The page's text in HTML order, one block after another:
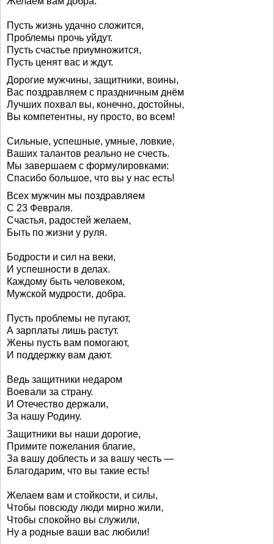
Пусть жизнь удачно сложится,
Проблемы прочь уйдут.
Пусть счастье приумножится,
Пусть ценят вас и ждут.
Дорогие мужчины, защитники, воины,
Вас поздравляем с праздничным днём
Лучших похвал вы, конечно, достойны,
Вы компетентны, ну просто, во всем!
Сильные, успешные, умные, ловкие,
Ваших талантов реально не счесть.
Мы завершаем с формулировками:
Спасибо большое, что вы у нас есть!
Всех мужчин мы поздравляем
С 23 Февраля.
Счастья, радостей желаем,
Быть по жизни у руля.
Бодрости и сил на веки,
И успешности в делах.
Каждому быть человеком,
Мужской мудрости, добра.
Пусть проблемы не пугают,
А зарплаты лишь растут.
Жены пусть вам помогают,
И поддержку вам дают.
Ведь защитники недаром
Воевали за страну.
И Отечество держали,
За нашу Родину.
Защитники вы наши дорогие,
Примите пожелания благие,
За вашу доблесть и за вашу честь —
Благодарим, что вы такие есть!
Желаем вам и стойкости, и силы,
Чтобы повсюду люди мирно жили,
Чтобы спокойно вы служили,
Ну а родные ваши вас любили!